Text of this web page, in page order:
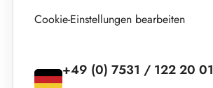
Cookie-Einstellungen bearbeiten
+49 (0) 7531 / 122 20 01